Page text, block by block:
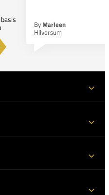
By Marleen
Hilversum